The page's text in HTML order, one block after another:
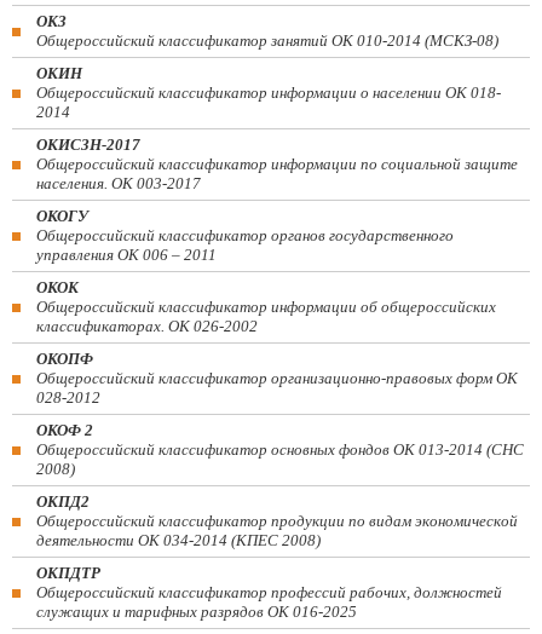
ОКЗ
Общероссийский классификатор занятий ОК 010-2014 (МСКЗ-08)
ОКИН
Общероссийский классификатор информации о населении ОК 018-
2014
ОКИСЗН-2017
Общероссийский классификатор информации по социальной защите
населения. ОК 003-2017
ОКОГУ
Общероссийский классификатор органов государственного
управления ОК 006 – 2011
ОКОК
Общероссийский классификатор информации об общероссийских
классификаторах. ОК 026-2002
ОКОПФ
Общероссийский классификатор организационно-правовых форм ОК
028-2012
ОКОФ 2
Общероссийский классификатор основных фондов ОК 013-2014 (СНС
2008)
ОКПД2
Общероссийский классификатор продукции по видам экономической
деятельности ОК 034-2014 (КПЕС 2008)
ОКПДТР
Общероссийский классификатор профессий рабочих, должностей
служащих и тарифных разрядов ОК 016-2025